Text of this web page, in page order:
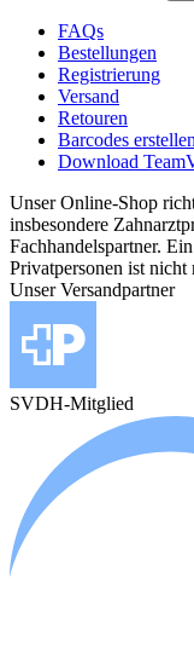
FAQs
Bestellungen
Registrierung
Versand
Retouren
Barcodes
Download
Unser Online-Shop
insbesondere
Fachhandelspartner.
Privatpersonen ist nicht
Unser Versandpartner
SVDH-Mitglied